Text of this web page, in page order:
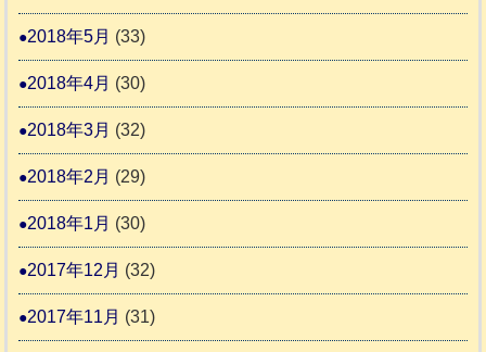
2018年5月 (33)
2018年4月 (30)
2018年3月 (32)
2018年2月 (29)
2018年1月 (30)
2017年12月 (32)
2017年11月 (31)